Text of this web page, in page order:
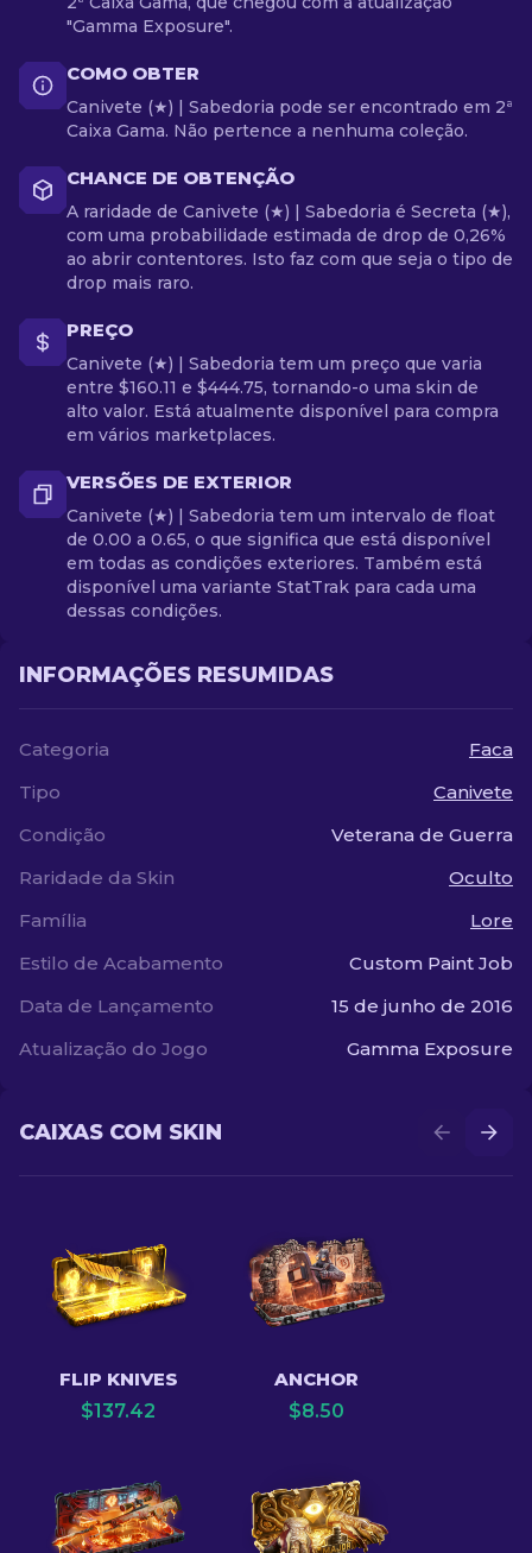
"Gamma Exposure".
COMO OBTER
Canivete (★) | Sabedoria pode ser encontrado em 2ª
Caixa Gama. Não pertence a nenhuma coleção.
CHANCE DE OBTENÇÃO
A raridade de Canivete (★) | Sabedoria é Secreta (★),
com uma probabilidade estimada de drop de 0,26%
ao abrir contentores. Isto faz com que seja o tipo de
drop mais raro.
PREÇO
Canivete (★) | Sabedoria tem um preço que varia
entre $160.11 e $444.75, tornando-o uma skin de
alto valor. Está atualmente disponível para compra
em vários marketplaces.
VERSÕES DE EXTERIOR
Canivete (★) | Sabedoria tem um intervalo de float
de 0.00 a 0.65, o que significa que está disponível
em todas as condições exteriores. Também está
disponível uma variante StatTrak para cada uma
dessas condições.
INFORMAÇÕES RESUMIDAS
Categoria
Faca
Tipo
Canivete
Condição
Veterana de Guerra
Raridade da Skin
Oculto
Família
Lore
Estilo de Acabamento
Custom Paint Job
Data de Lançamento
15 de junho de 2016
Atualização do Jogo
Gamma Exposure
CAIXAS COM SKIN
FLIP KNIVES
$137.42
ANCHOR
$8.50